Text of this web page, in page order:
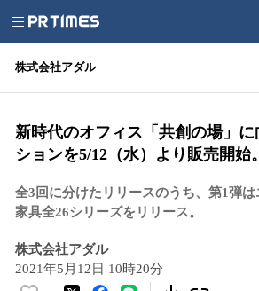
株式会社アダル
新時代のオフィス「共創の場」
ションを5/12（水）より販売開始。
全3回に分けたリリースのうち、第1弾
家具全26シリーズをリリース。
株式会社アダル
2021年5月12日 10時20分